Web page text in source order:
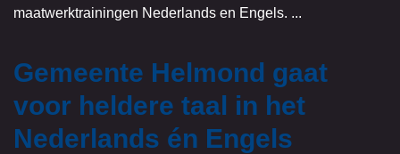
maatwerktrainingen Nederlands en Engels. ...
Gemeente Helmond gaat
voor heldere taal in het
Nederlands én Engels